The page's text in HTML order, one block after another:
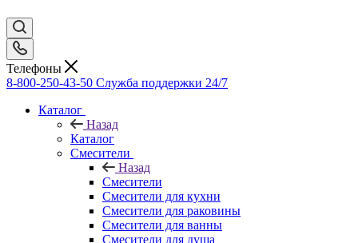
Телефоны
8-800-250-43-50 Служба поддержки 24/7
Каталог
Назад
Каталог
Смесители
Назад
Смесители
Смесители для кухни
Смесители для раковины
Смесители для ванны
Смесители для душа